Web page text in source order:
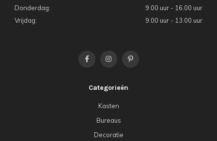
Donderdag:
9.00 uur - 16.00 uur
Vrijdag:
9.00 uur - 13.00 uur
Categorieën
Kasten
Bureaus
Decoratie